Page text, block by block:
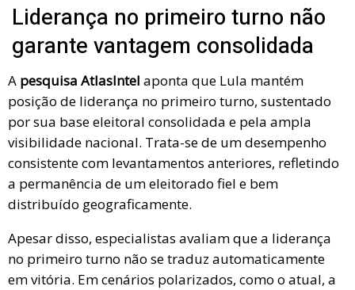
Liderança no primeiro turno não
garante vantagem consolidada
A pesquisa AtlasIntel aponta que Lula mantém
posição de liderança no primeiro turno, sustentado
por sua base eleitoral consolidada e pela ampla
visibilidade nacional. Trata-se de um desempenho
consistente com levantamentos anteriores, refletindo
a permanência de um eleitorado fiel e bem
distribuído geograficamente.
Apesar disso, especialistas avaliam que a liderança
no primeiro turno não se traduz automaticamente
em vitória. Em cenários polarizados, como o atual, a